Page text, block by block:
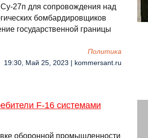
27п для сопровождения над
бомбардировщиков
государственной границы
Политика
19:30, Май 25, 2023 | kommersant.ru
F-16 системами
оборонной промышленности